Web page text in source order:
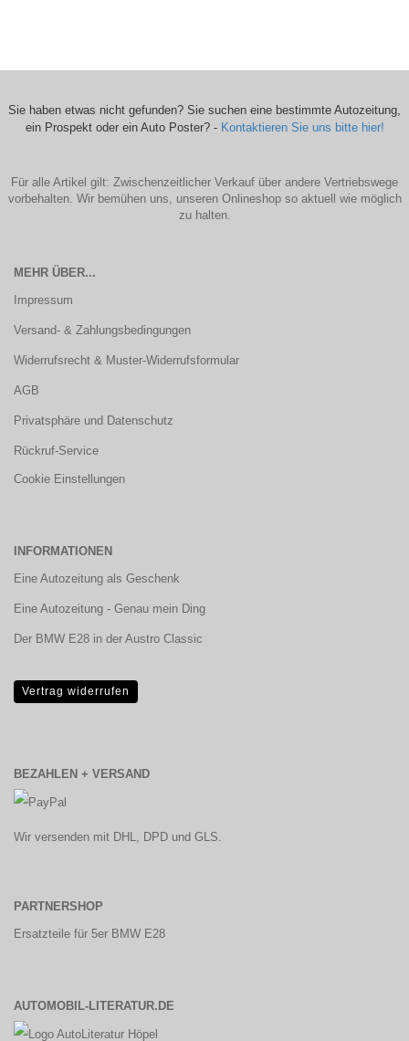
Sie haben etwas nicht gefunden? Sie suchen eine bestimmte Autozeitung,
ein Prospekt oder ein Auto Poster? - Kontaktieren Sie uns bitte hier!
Für alle Artikel gilt: Zwischenzeitlicher Verkauf über andere Vertriebswege
vorbehalten. Wir bemühen uns, unseren Onlineshop so aktuell wie möglich
zu halten.
MEHR ÜBER...
Impressum
Versand- & Zahlungsbedingungen
Widerrufsrecht & Muster-Widerrufsformular
AGB
Privatsphäre und Datenschutz
Rückruf-Service
Cookie Einstellungen
INFORMATIONEN
Eine Autozeitung als Geschenk
Eine Autozeitung - Genau mein Ding
Der BMW E28 in der Austro Classic
Vertrag widerrufen
BEZAHLEN + VERSAND
Wir versenden mit DHL, DPD und GLS.
PARTNERSHOP
Ersatzteile für 5er BMW E28
AUTOMOBIL-LITERATUR.DE